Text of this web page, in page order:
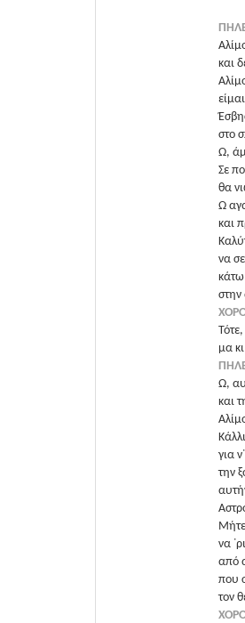
και
στο
Ω,
Σε
θα
Ω
και
να
κάτω
στην
μα
Ω,
και
για
την
να
από
που
τον